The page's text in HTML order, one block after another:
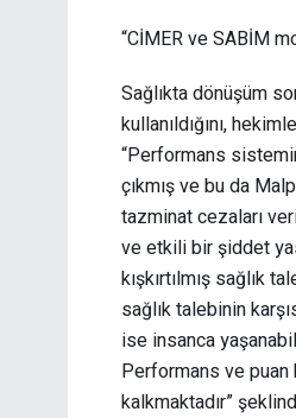
“CİMER ve SABİM
Sağlıkta dönüşüm
kullanıldığını,
“Performans
çıkmış ve bu da
tazminat cezaları
ve etkili bir şiddet
kışkırtılmış sağlık
sağlık talebinin
ise insanca
Performans ve puan
kalkmaktadır”